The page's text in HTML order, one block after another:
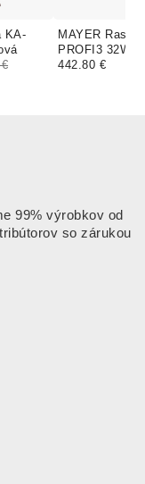
KA-
MAYER
PROFI3 32W3
dekor biely
442.80 €
99% výrobkov od
so zárukou